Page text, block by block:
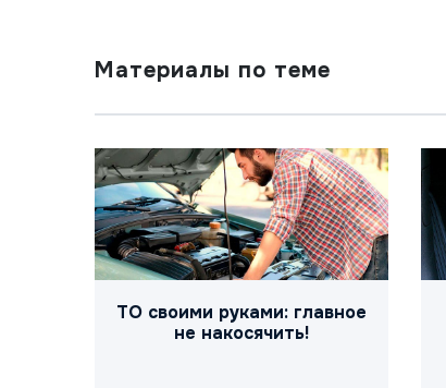
Материалы по теме
ТО своими руками: главное
не накосячить!